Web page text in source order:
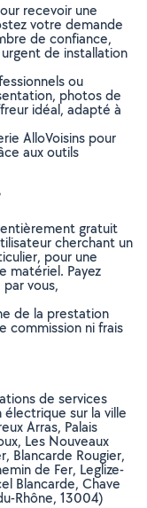
recevoir une
votre demande
de confiance,
de installation
ou
photos de
idéal, adapté à
AlloVoisins pour
aux outils
gratuit
cherchant un
pour une
matériel. Payez
vous,
de la prestation
commission ni frais
de services
sur la ville
Arras, Palais
Les Nouveaux
Blancarde Rougier,
de Fer, Leglize-
Blancarde, Chave
Rhône, 13004)